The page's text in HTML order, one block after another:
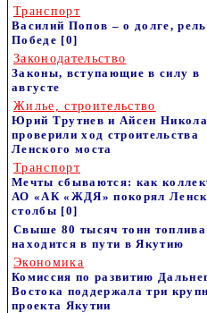
Транспорт
Василий Попов – о долге,
Победе [0]
Законодательство
Законы, вступающие в силу в
августе
Жилье, строительство
Юрий Трутнев и Айсен
проверили ход строительства
Ленского моста
Транспорт
Мечты сбываются: как
АО «АК «ЖДЯ» покорял
столбы [0]
Свыше 80 тысяч тонн топлива
находится в пути в Якутию
Экономика
Комиссия по развитию
Востока поддержала три
проекта Якутии